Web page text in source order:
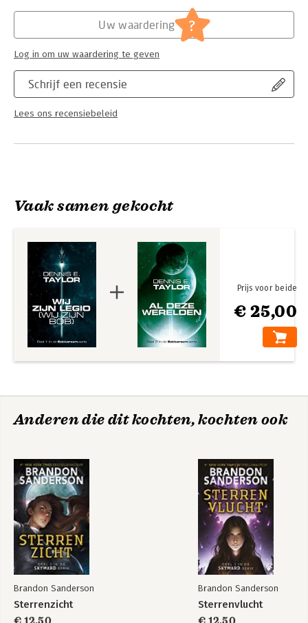
geen Bob ooit is geweest. Maar het universum blijkt vol
verschrikkingen, en indringers maken hen kwaad, heel erg
Thrillers en spanning
Bobiversum serie
Schrijf een recensie
Lees ons recensiebeleid
Uw waardering ?
Log in om uw waardering te geven
Vaak samen gekocht
€ 25,00
Prijs voor beide
Anderen die dit kochten, kochten ook
Brandon Sanderson
Sterrenzicht
Brandon Sanderson
Sterrenvlucht